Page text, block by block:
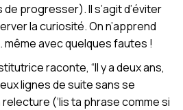
progresser). Il s’agit d’éviter
la curiosité. On n’apprend
même avec quelques fautes !
raconte, “Il y a deux ans,
lignes de suite sans se
(‘lis ta phrase comme si